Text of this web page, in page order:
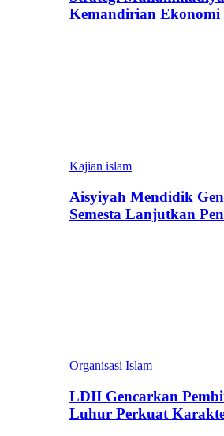
Kemandirian Ekonomi
Kajian islam
Aisyiyah Mendidik
Semesta Lanjutkan
Organisasi Islam
LDII Gencarkan
Luhur Perkuat